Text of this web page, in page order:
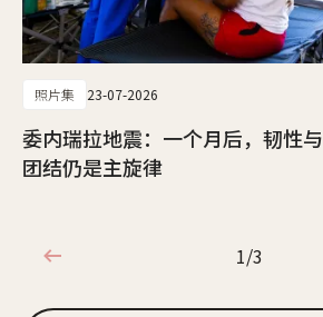
照片集 23-07-2026
委内瑞拉地震：一个月后，韧性与
团结仍是主旋律
1/3
1/3